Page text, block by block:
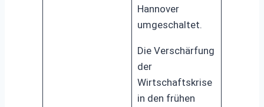
Hannover
umgeschaltet.
Die Verschärfung
der
Wirtschaftskrise
in den frühen